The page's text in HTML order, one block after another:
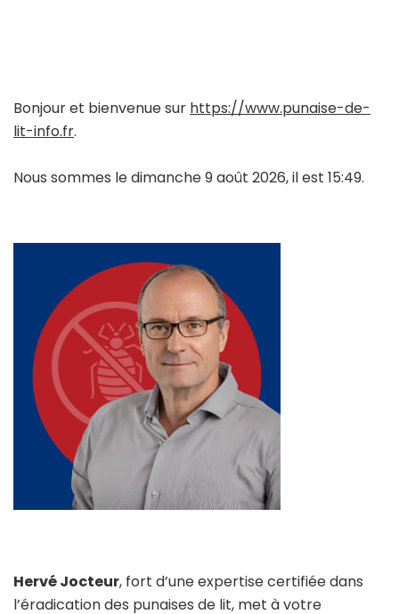
Bonjour et bienvenue sur https://www.punaise-de-
lit-info.fr.
Nous sommes le dimanche 9 août 2026, il est 15:49.
Hervé Jocteur, fort d’une expertise certifiée dans
l’éradication des punaises de lit, met à votre